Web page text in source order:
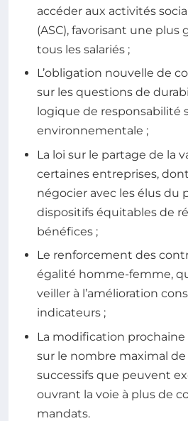
accéder aux activités
(ASC), favorisant une plus
tous les salariés ;
L’obligation nouvelle de
sur les questions de
logique de responsabilité
environnementale ;
La loi sur le partage de la
certaines entreprises, dont
négocier avec les élus du
dispositifs équitables de
bénéfices ;
Le renforcement des
égalité homme-femme,
veiller à l’amélioration
indicateurs ;
La modification prochaine
sur le nombre maximal
successifs que peuvent
ouvrant la voie à plus de
mandats.